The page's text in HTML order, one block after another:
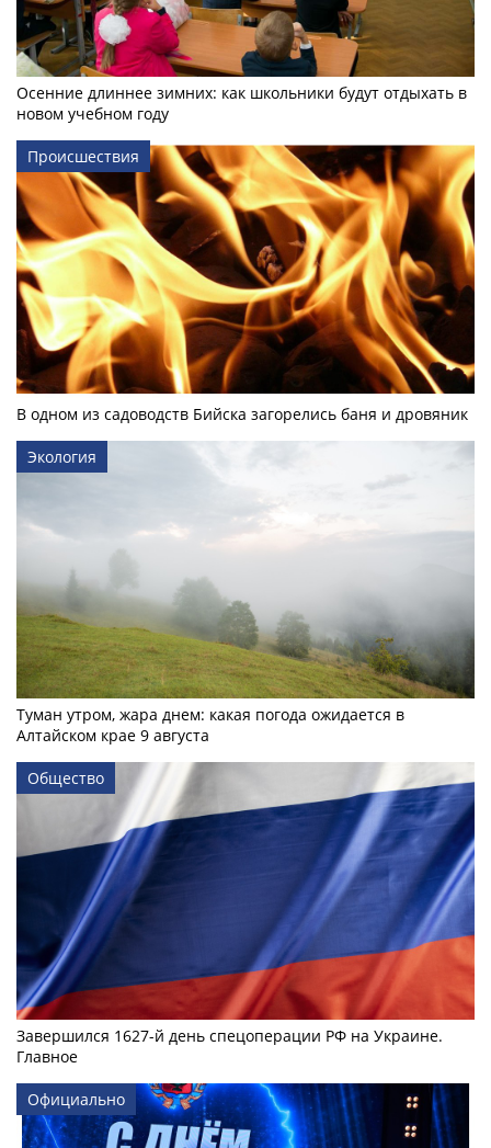
Осенние длиннее зимних: как школьники будут отдыхать в
новом учебном году
Происшествия
В одном из садоводств Бийска загорелись баня и дровяник
Экология
Туман утром, жара днем: какая погода ожидается в
Алтайском крае 9 августа
Общество
Завершился 1627-й день спецоперации РФ на Украине.
Главное
Официально